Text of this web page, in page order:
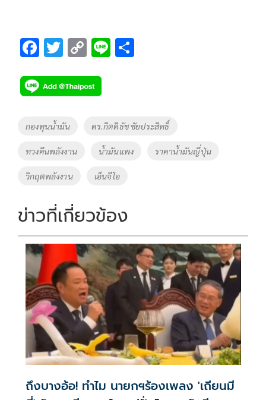
F
e
b
o
o
k
T
tt
er
C
p
y
Li
Li
Tags
กองทุนน้ำมัน ดร.กิตติธัช ชัยประสิทธิ์
ทวงคืนพลังงาน น้ำมันแพง ราคาน้ำมันญี่ปุ่น
วิกฤตพล้งงาน เอ็นจีโอ
ข่าวที่เกี่ยวข้อง
ถึงบางอ้อ! ทำไม นายกฯร้องเพลง 'เถียนมี